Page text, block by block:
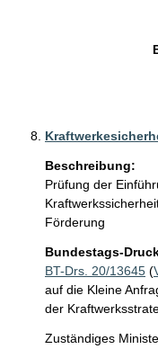
Beschreibung:
Prüfung der
Förderung
Bundestags-
BT-Drs. 20/13645 (
auf die Kleine
der
Zuständiges